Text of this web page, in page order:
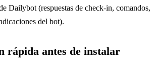
Dailybot (respuestas de check-in, comandos,
del bot).
rápida antes de instalar